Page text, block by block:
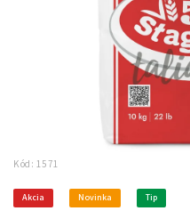
Kód: 1571
Akcia Novinka Tip